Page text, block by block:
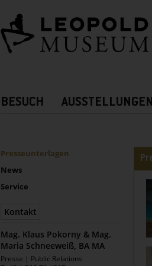
Hauptnavigation
BESUCH AUSSTELLUNGEN
Sidebar
UNTERNAVIGATION
Presseunterlagen
News
Service
Kontakt
Mag. Klaus Pokorny & Mag.
Maria Schneeweiß, BA MA
Leopold
Presse | Public Relations